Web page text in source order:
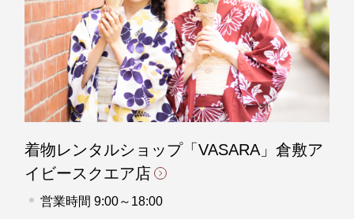
着物レンタルショップ「VASARA」倉敷ア
イビースクエア店
営業時間 9:00～18:00